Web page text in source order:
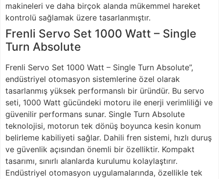
makineleri ve daha birçok alanda mükemmel hareket
kontrolü sağlamak üzere tasarlanmıştır.
Frenli Servo Set 1000 Watt – Single
Turn Absolute
Frenli Servo Set 1000 Watt – Single Turn Absolute”,
endüstriyel otomasyon sistemlerine özel olarak
tasarlanmış yüksek performanslı bir üründür. Bu servo
seti, 1000 Watt gücündeki motoru ile enerji verimliliği ve
güvenilir performans sunar. Single Turn Absolute
teknolojisi, motorun tek dönüş boyunca kesin konum
belirleme kabiliyeti sağlar. Dahili fren sistemi, hızlı duruş
ve güvenlik açısından önemli bir özelliktir. Kompakt
tasarımı, sınırlı alanlarda kurulumu kolaylaştırır.
Endüstriyel otomasyon uygulamalarında, özellikle tek